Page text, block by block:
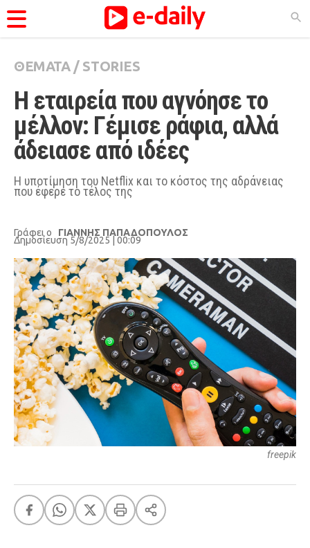
ΚΑΤΗΓΟΡΊΕΣ
Ειδήσεις
Θέματα
Videos
Podcasts
Life
City Guide
Pop Culture
Agenda
FEEDS
Πάσχα Eurovision
Retro
A-List LGBTQI+
Xmas
ΘΕΜΑΤΑ/ STORIES
Η εταιρεία που αγνόησε το
μέλλον: Γέμισε ράφια, αλλά
άδειασε από ιδέες
Η υποτίμηση του Netflix και το κόστος της αδράνειας
που έφερε το τέλος της
Γράφει ο ΓΙΑΝΝΗΣ ΠΑΠΑΔΟΠΟΥΛΟΣ
Δημοσίευση 5/8/2025 | 00:09
freepik